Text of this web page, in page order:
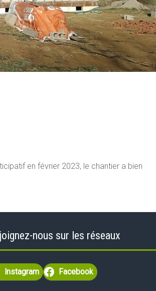
en février 2023, le chantier a bien
nous sur les réseaux
Instagram Facebook